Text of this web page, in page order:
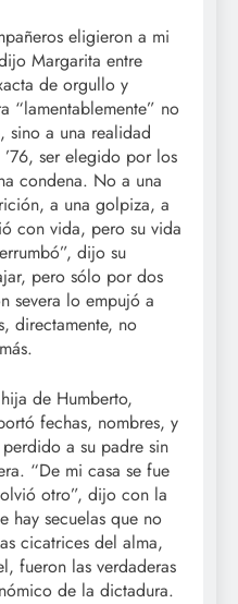
eligieron a mi
Margarita entre
de orgullo y
“lamentablemente” no
sino a una realidad
ser elegido por los
condena. No a una
a una golpiza, a
con vida, pero su vida
dijo su
pero sólo por dos
severa lo empujó a
directamente, no
de Humberto,
fechas, nombres, y
a su padre sin
“De mi casa se fue
otro”, dijo con la
hay secuelas que no
cicatrices del alma,
fueron las verdaderas
de la dictadura.